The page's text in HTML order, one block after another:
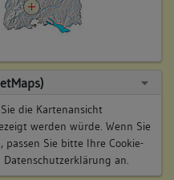
die Kartenansicht
werden würde. Wenn Sie
Sie bitte Ihre Cookie-
an.